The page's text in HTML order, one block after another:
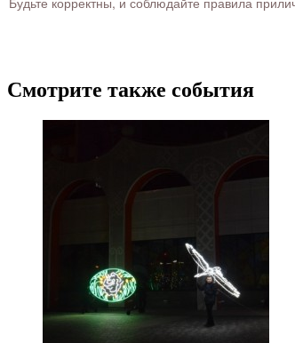
Смотрите также события